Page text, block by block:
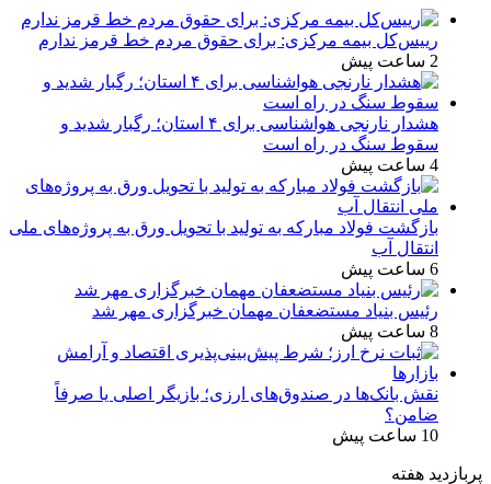
رییس‌کل بیمه مرکزی: برای حقوق مردم خط قرمز ندارم
2 ساعت پیش
هشدار نارنجی هواشناسی برای ۴ استان؛ رگبار شدید و
سقوط سنگ در راه است
4 ساعت پیش
بازگشت فولاد مبارکه به تولید با تحویل ورق به پروژه‌های ملی
انتقال آب
6 ساعت پیش
رئیس بنیاد مستضعفان مهمان خبرگزاری مهر شد
8 ساعت پیش
نقش بانک‌ها در صندوق‌های ارزی؛ بازیگر اصلی یا صرفاً
ضامن؟
10 ساعت پیش
پربازدید هفته